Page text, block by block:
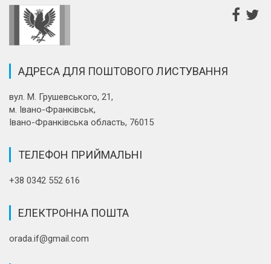
АДРЕСА ДЛЯ ПОШТОВОГО ЛИСТУВАННЯ
вул. М. Грушевського, 21,
м. Івано-Франківськ,
Івано-Франківська область, 76015
ТЕЛЕФОН ПРИЙМАЛЬНІ
+38 0342 552 616
ЕЛЕКТРОННА ПОШТА
orada.if@gmail.com